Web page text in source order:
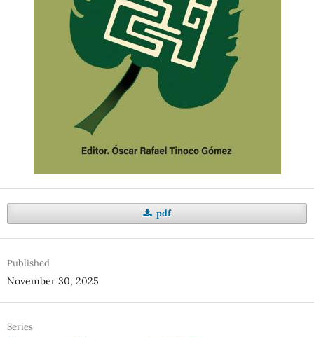
pdf
Published
November 30, 2025
Series